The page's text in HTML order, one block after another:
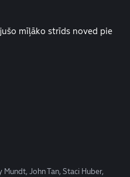
mīļāko strīds noved pie
John Tan, Staci Huber,